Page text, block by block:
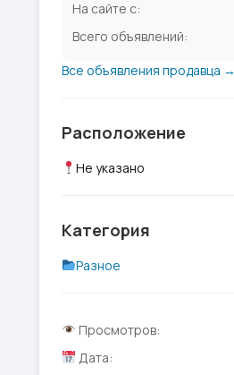
На сайте с:
Всего объявлений:
Все объявления продавца →
Расположение
Не указано
Категория
Разное
Просмотров:
Дата: